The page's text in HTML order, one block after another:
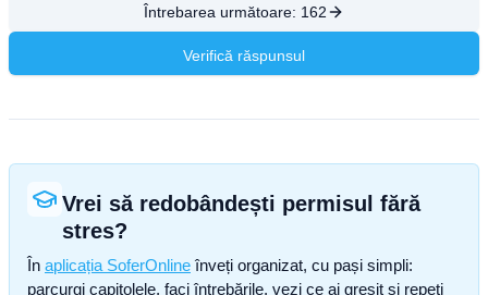
Întrebarea următoare: 162
Verifică răspunsul
Vrei să redobândești permisul fără
stres?
În aplicația SoferOnline înveți organizat, cu pași simpli:
parcurgi capitolele, faci întrebările, vezi ce ai greșit și repeți